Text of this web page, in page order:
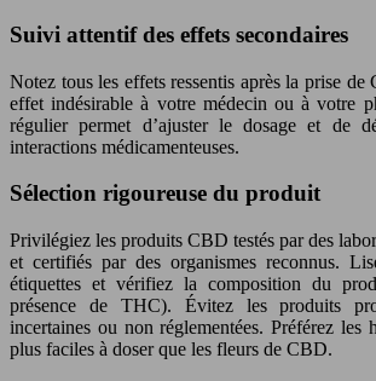
Suivi attentif des effets secondaires
Notez tous les effets ressentis après la prise
effet indésirable à votre médecin ou à votre
régulier permet d’ajuster le dosage et de
interactions médicamenteuses.
Sélection rigoureuse du produit
Privilégiez les produits CBD testés par des
et certifiés par des organismes reconnus.
étiquettes et vérifiez la composition du
présence de THC). Évitez les produits
incertaines ou non réglementées. Préférez les
plus faciles à doser que les fleurs de CBD.